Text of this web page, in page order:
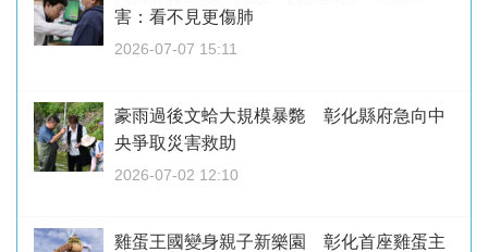
害：看不見更傷肺
2026-07-07 15:11
豪雨過後文蛤大規模暴斃 彰化縣府急向中
央爭取災害救助
2026-07-02 12:10
雞蛋王國變身親子新樂園 彰化首座雞蛋主